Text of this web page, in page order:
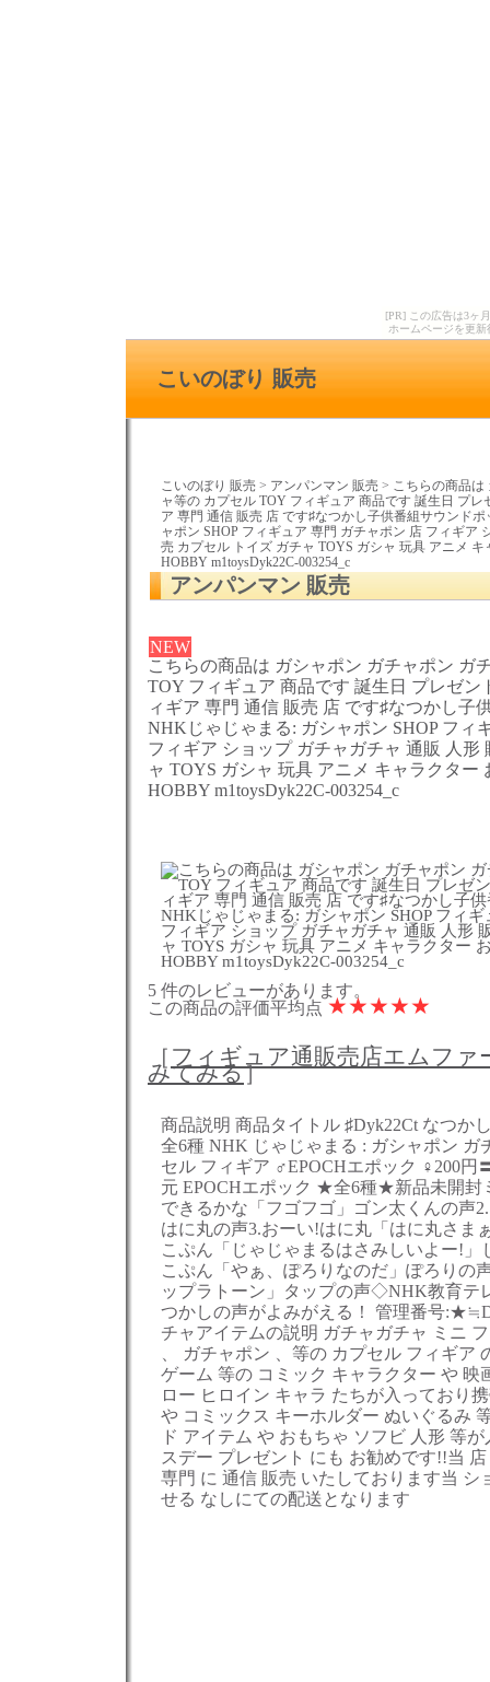
[PR] この広告は3ヶ
ホームページを更
こいのぼり 販売
こいのぼり 販売 > アンパンマン 販売 > こちらの商品は
ャ等の カプセル TOY フィギュア 商品です 誕生日 プ
ア 専門 通信 販売 店 です♯なつかし子供番組サウンド
ャポン SHOP フィギュア 専門 ガチャポン 店 フィギア
売 カプセル トイズ ガチャ TOYS ガシャ 玩具 アニメ
HOBBY m1toysDyk22C-003254_c
アンパンマン 販売
NEW
こちらの商品は ガシャポン ガチャポン ガ
TOY フィギュア 商品です 誕生日 プレゼン
ィギア 専門 通信 販売 店 です♯なつかし子
NHKじゃじゃまる: ガシャポン SHOP フィ
フィギア ショップ ガチャガチャ 通販 人形
ャ TOYS ガシャ 玩具 アニメ キャラクター
HOBBY m1toysDyk22C-003254_c
5 件のレビューがあります。
この商品の評価平均点 ★★★★★
［ フィギュア通販売店エムファ
みてみる］
商品説明 商品タイトル ♯Dyk22Ct なつか
全6種 NHK じゃじゃまる : ガシャポン ガ
セル フィギア ♂EPOCHエポック ♀200円
元 EPOCHエポック ★全6種★新品未開封
できるかな「フゴフゴ」ゴン太くんの声
はに丸の声3.おーい!はに丸「はに丸さま
こぷん「じゃじゃまるはさみしいよー!」
こぷん「やぁ、ぽろりなのだ」ぽろりの
ップラトーン」タップの声◇NHK教育テ
つかしの声がよみがえる！ 管理番号
チャアイテムの説明 ガチャガチャ ミニ
、 ガチャポン 、等の カプセル フィギア
ゲーム 等の コミック キャラクター や 映
ロー ヒロイン キャラ たちが入っており
や コミックス キーホルダー ぬいぐるみ
ド アイテム や おもちゃ ソフビ 人形 等
スデー プレゼント にも お勧めです!!当
専門 に 通信 販売 いたしております当 シ
せる なしにての配送となります